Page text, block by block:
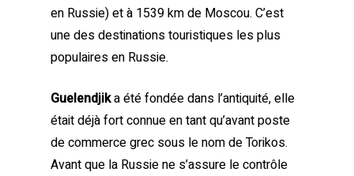
en Russie) et à 1539 km de Moscou. C’est
une des destinations touristiques les plus
populaires en Russie.
Guelendjika été fondée dans l’antiquité, elle
était déjà fort connue en tant qu’avant poste
de commerce grec sous le nom de Torikos.
Avant que la Russie ne s’assure le contrôle